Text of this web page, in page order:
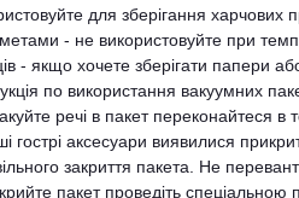
для зберігання харчових
- не використовуйте при
- якщо хочете зберігати папери
по використання вакуумних
речі в пакет переконайтеся в
гострі аксесуари виявилися
закриття пакета. Не
пакет проведіть